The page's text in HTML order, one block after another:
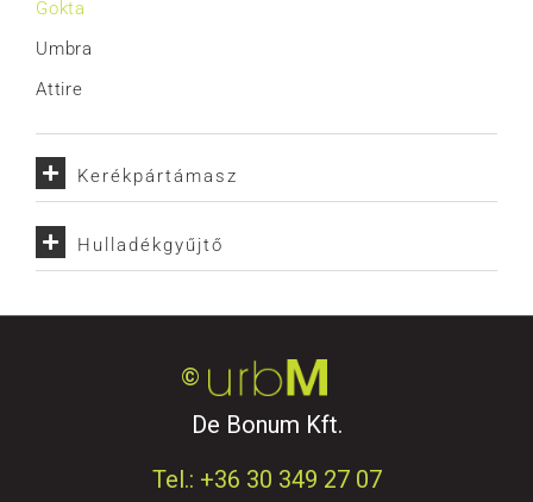
Gokta
Umbra
Attire
Kerékpártámasz
Hulladékgyűjtő
©
De Bonum Kft.
Tel.: +36 30 349 27 07